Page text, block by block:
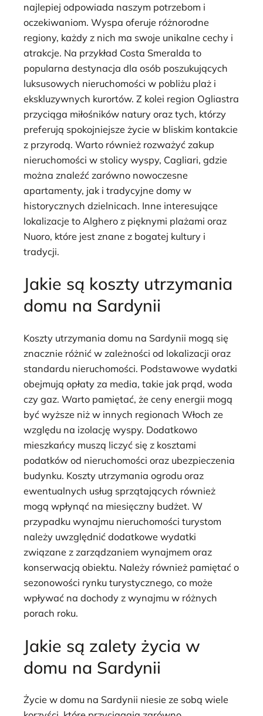
najlepiej odpowiada naszym potrzebom i
oczekiwaniom. Wyspa oferuje różnorodne
regiony, każdy z nich ma swoje unikalne cechy i
atrakcje. Na przykład Costa Smeralda to
popularna destynacja dla osób poszukujących
luksusowych nieruchomości w pobliżu plaż i
ekskluzywnych kurortów. Z kolei region Ogliastra
przyciąga miłośników natury oraz tych, którzy
preferują spokojniejsze życie w bliskim kontakcie
z przyrodą. Warto również rozważyć zakup
nieruchomości w stolicy wyspy, Cagliari, gdzie
można znaleźć zarówno nowoczesne
apartamenty, jak i tradycyjne domy w
historycznych dzielnicach. Inne interesujące
lokalizacje to Alghero z pięknymi plażami oraz
Nuoro, które jest znane z bogatej kultury i
tradycji.
Jakie są koszty utrzymania
domu na Sardynii
Koszty utrzymania domu na Sardynii mogą się
znacznie różnić w zależności od lokalizacji oraz
standardu nieruchomości. Podstawowe wydatki
obejmują opłaty za media, takie jak prąd, woda
czy gaz. Warto pamiętać, że ceny energii mogą
być wyższe niż w innych regionach Włoch ze
względu na izolację wyspy. Dodatkowo
mieszkańcy muszą liczyć się z kosztami
podatków od nieruchomości oraz ubezpieczenia
budynku. Koszty utrzymania ogrodu oraz
ewentualnych usług sprzątających również
mogą wpłynąć na miesięczny budżet. W
przypadku wynajmu nieruchomości turystom
należy uwzględnić dodatkowe wydatki
związane z zarządzaniem wynajmem oraz
konserwacją obiektu. Należy również pamiętać o
sezonowości rynku turystycznego, co może
wpływać na dochody z wynajmu w różnych
porach roku.
Jakie są zalety życia w
domu na Sardynii
Życie w domu na Sardynii niesie ze sobą wiele